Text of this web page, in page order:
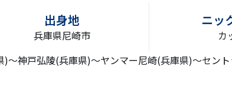
出身地
兵庫県尼崎市
ニッ
カ
〜神戸弘陵(兵庫県)〜ヤンマー尼崎(兵庫県)〜セン